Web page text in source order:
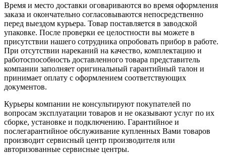
Время и место доставки оговариваются во время оформления
заказа и окончательно согласовываются непосредственно
перед выездом курьера. Товар поставляется в заводской
упаковке. После проверки ее целостности вы можете в
присутствии нашего сотрудника опробовать прибор в работе.
При отсутствии нареканий на качество, комплектацию и
работоспособность доставленного товара представитель
компании заполняет оригинальный гарантийный талон и
принимает оплату с оформлением соответствующих
документов.
Курьеры компании не консультируют покупателей по
вопросам эксплуатации товаров и не оказывают услуг по их
сборке, установке и подключению. Гарантийное и
послегарантийное обслуживание купленных Вами товаров
производит сервисный центр производителя или
авторизованные сервисные центры.